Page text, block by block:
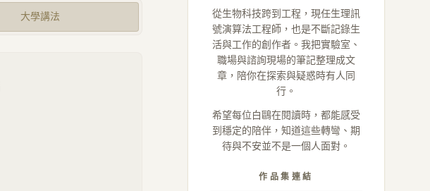
大學講法
從生物科技跨到工程，現任生理訊
號演算法工程師，也是不斷記錄生
活與工作的創作者。我把實驗室、
職場與諮詢現場的筆記整理成文
章，陪你在探索與疑惑時有人同
行。
希望每位白鷗在閱讀時，都能感受
到穩定的陪伴，知道這些轉彎、期
待與不安並不是一個人面對。
作品集連結